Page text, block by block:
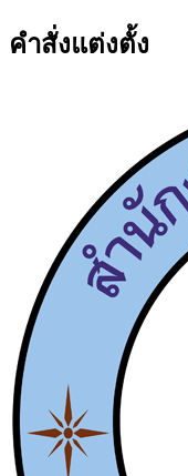
คำสั่งแต่งตั้ง